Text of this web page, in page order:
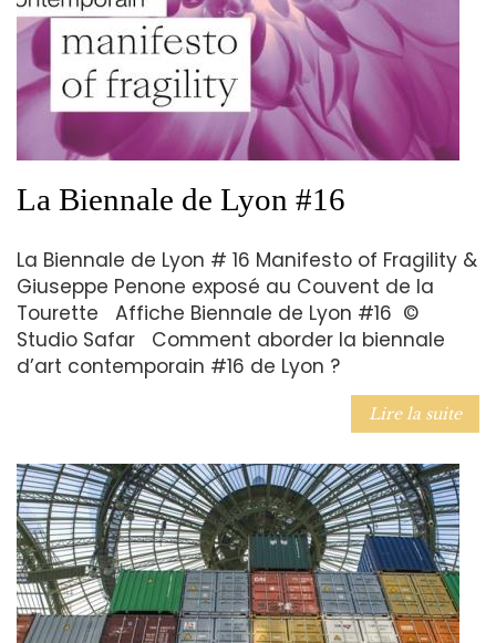
La Biennale de Lyon #16
La Biennale de Lyon # 16 Manifesto of Fragility &
Giuseppe Penone exposé au Couvent de la
Tourette Affiche Biennale de Lyon #16 ©
Studio Safar Comment aborder la biennale
d’art contemporain #16 de Lyon ?
Lire la suite